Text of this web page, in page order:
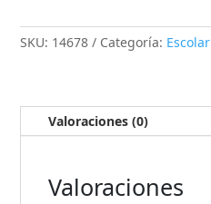
SKU: 14678 Categoría: Escolar
Valoraciones (0)
Valoraciones